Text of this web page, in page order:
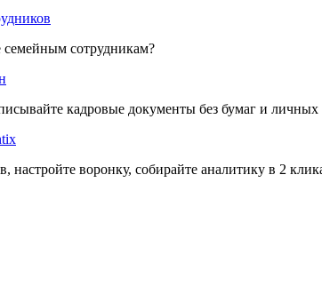
семейным сотрудникам?
кадровые документы без бумаг и личных
настройте воронку, собирайте аналитику в 2